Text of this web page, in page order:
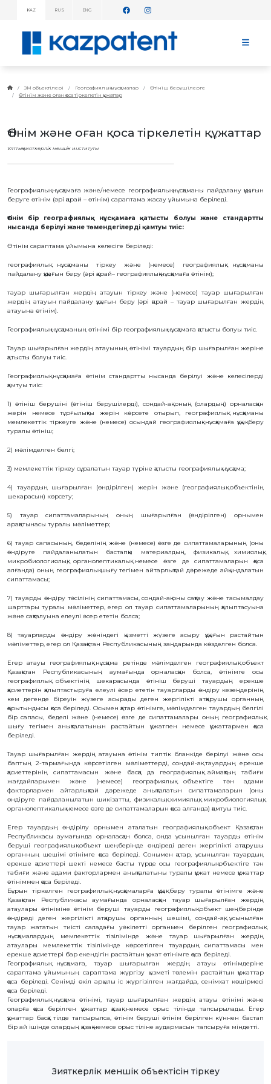
KAZ RUS ENG
АҚПАРАТТЫҚ
ХАБАРЛАМАЛАР!
KAZPATENT
ТУРАЛЫ
БАСШЫЛЫҒЫ
МӘЛІМЕТТЕР
ТЕЛЕФОНДАР
ДЗМҰ-МЕН
ЫНТЫМАҚТАСТЫҚ
ЖОСПАРЫ
БАҒАЛАР
АЛМАТЫ
Қ.
ҚАРЖЫЛЫҚ
ХАЛЫҚАРАЛЫҚ
ЫНТЫМАҚТАСТЫҚ
БОС
ОРЫНДАР
ЗИЯТКЕРЛІК
МЕНШІГІ»
ЖУРНАЛЫ
МЕМЛЕКЕТТІК
ҚЫЗМЕТТЕР
САТЫП
СЫБАЙЛАС
ЖЕМҚОРЛЫҚҚА
ШАПАҒАТ
БАЙЛАНЫС
ЗМ
ӨНЕРТАБЫСТАР
ӨНЕРКӘСІПТІК
СЕЛЕКЦИЯЛЫҚ
ЖЕТІСТІКТЕР
БЕЛГІЛЕРІ
ТАУАР
ШЫҒАРЫЛҒАН
ЖЕРДIҢ
АТАУЛАРЫ
ИНТЕГРАЛДЫҚ
МИКРОСХЕМА
ТОПОЛОГИЯЛАРЫ
КОММЕРЦИЯЛАНДЫРУ
ШАРТТАРЫ
АВТОРЛЫҚ
ДИРЕКТОРДЫҢ
БЛОГЫ
ИНТЕРАКТИВТІ
КАРТА
ГЕОГРАФИЯЛЫҚ
НҰСҚАМАЛАР
ЖӘНЕ
ТАУАРЛАР
ШЫҒАРЫЛҒАН
ЖЕРЛЕР
АТАУЛАРЫНЫҢ
ИНТЕРАКТИВТІ
КАРТАСЫ
ГЕОГРАФИЯЛЫҚ
НҰСҚАМАЛАР
ТАУАРЛАР
ШЫҒАРЫЛҒАН
ЖЕРЛЕР
АТАУЛАРЫНЫҢ
ИНТЕРАКТИВТІ
ЗМ объектілері Географиялық нұсқамалар
Өтініш берушілерге
Өтiнiм және оған қоса тiркелетiн құжаттар
Өтiнiм және оған қоса тiркелетiн құжаттар
Ұлттық зияткерлік меншік институты
Географиялық нұсқамаға және/немесе географиялық нұсқаманы пайдалану құқығын
беруге өтінім (әрі қарай – өтінім) сараптама жасау ұйымына беріледі.
Өтінім бір географиялық нұсқамаға қатысты болуы және стандартты
нысанда берілуі және төмендегілерді қамтуы тиіс:
Өтінім сараптама ұйымына келесіге беріледі:
географиялық нұсқаманы тіркеу және (немесе) географиялық нұсқаманы
пайдалану құқығын беру (әрі қарай– географиялық нұсқамаға өтінім);
тауар шығарылған жердің атауын тіркеу және (немесе) тауар шығарылған
жердің атауын пайдалану құқығын беру (әрі қарай – тауар шығарылған жердің
атауына өтінім).
Географиялық нұсқаманың өтінімі бір географиялық нұсқамаға қатысты болуы тиіс.
Тауар шығарылған жердің атауының өтінімі тауардың бір шығарылған жеріне
қатысты болуы тиіс.
Географиялық нұсқамаға өтінім стандартты нысанда берілуі және келесілерді
қамтуы тиіс:
1) өтініш берушіні (өтініш берушілерді), сондай-ақ оның (олардың) орналасқан
жерін немесе тұрғылықты жерін көрсете отырып, географиялық нұсқаманы
мемлекеттік тіркеуге және (немесе) осындай географиялық нұсқамаға құқық беру
туралы өтініш;
2) мәлімделген белгі;
3) мемлекеттік тіркеу сұралатын тауар түріне қатысты географиялық нұсқама;
4) тауардың шығарылған (өндірілген) жерін және (географиялық объектінің
шекарасын) көрсету;
5) тауар сипаттамаларының оның шығарылған (өндірілген) орнымен
арақатынасы туралы мәліметтер;
6) тауар сапасының, беделінің және (немесе) өзге де сипаттамаларының (оны
өндіруге пайдаланылатын бастапқы материалдың, физикалық, химиялық,
микробиологиялық, органолептикалық немесе өзге де сипаттамаларын қоса
алғанда) оның географиялық шығу тегімен айтарлықтай дәрежеде айқындалатын
сипаттамасы;
7) тауарды өндіру тәсілінің сипаттамасы, сондай-ақ оны сақтау және тасымалдау
шарттары туралы мәліметтер, егер ол тауар сипаттамаларының қалыптасуына
және сақталуына елеулі әсер ететін болса;
8) тауарларды өндіру жөніндегі қызметті жүзеге асыру құқығын растайтын
мәліметтер, егер ол Қазақстан Республикасының заңдарында көзделген болса.
Егер атауы географиялық нұсқама ретiнде мәлімделген географиялық объект
Қазақстан Республикасының аумағында орналасқан болса, өтiнiмге осы
географиялық объектiнiң шекарасында өтініш беруші тауардың ерекше
қасиеттерін қалыптастыруға елеулі әсер ететін тауарларды өндіру кезеңдерінің
кем дегенде біреуін жүзеге асырады деген жергiлiктi атқарушы органның
қорытындысы қоса берiледi. Осымен қатар өтінімге, мәлімделген тауардың белгілі
бір сапасы, беделі және (немесе) өзге де сипаттамалары оның географиялық
шығу тегімен анықталатынын растайтын құжатпен немесе құжаттармен қоса
беріледі.
Тауар шығарылған жердің атауына өтінім типтік бланкіде берілуі және осы
баптың 2-тармағында көрсетілген мәліметтерді, сондай-ақ тауардың ерекше
қасиеттерінің сипаттамасын және басқа да географиялық аймақтың табиғи
жағдайларымен және (немесе) географиялық объектіге тән адами
факторлармен айтарлықтай дәрежеде анықталатын сипаттамаларын (оны
өндіруге пайдаланылатын шикізатты, физикалық, химиялық, микробиологиялық,
органолептикалық немесе өзге де сипаттамаларын қоса алғанда) қамтуы тиіс.
Егер тауардың өндірілу орнымен аталатын географиялық объект Қазақстан
Республикасы аумағында орналасқан болса, онда ұсынылған тауарды өтінім
беруші географиялық объект шеңберінде өндіреді деген жергілікті атқарушы
органның шешімі өтінімге қоса беріледі. Сонымен қатар, ұсынылған тауардың
ерекше қасиеттері шекті немесе басты түрде осы географиялық объектіге тән
табиғи және адами факторлармен анықталатыны туралы құжат немесе құжаттар
өтініммен қоса беріледі.
Бұрын тіркелген географиялық нұсқамаларға құқық беру туралы өтінімге және
Қазақстан Республикасы аумағында орналасқан тауар шығарылған жердің
атаулары өтініміне өтінім беруші тауарды географиялық объект шеңберінде
өндіреді деген жергілікті атқарушы органның шешімі, сондай-ақ, ұсынылған
тауар жататын тиісті саладағы уәкілетті органмен берілген географиялық
нұсқамалардың мемлекеттік тізілімінде және тауар шығарылған жердің
атаулары мемлекеттік тізілімінде көрсетілген тауардың сипаттамасы мен
ерекше қасиеттері бар екендігін растайтын құжат өтінімге қоса беріледі.
Географиялық нұсқамаға, тауар шығарылған жердің атауы өтінімдеріне
сараптама ұйымының сараптама жүргізу қызметі төлемін растайтын құжаттар
қоса беріледі. Сенімді өкіл арқылы іс жүргізілген жағдайда, сенімхат көшірмесі
қоса беріледі.
Географиялық нұсқама өтінімі, тауар шығарылған жердің атауы өтінімі және
оларға қоса берілген құжаттар қазақ немесе орыс тілінде тапсырылады. Егер
құжаттар басқа тілде тапсырылса, өтінім беруші өтінім берілген күннен бастап
бір ай ішінде олардың қазақ немесе орыс тіліне аудармасын тапсыруға міндетті.
Зияткерлік меншік объектісін тіркеу